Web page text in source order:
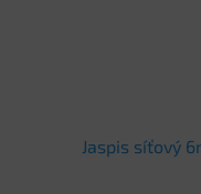
Jaspis síťový